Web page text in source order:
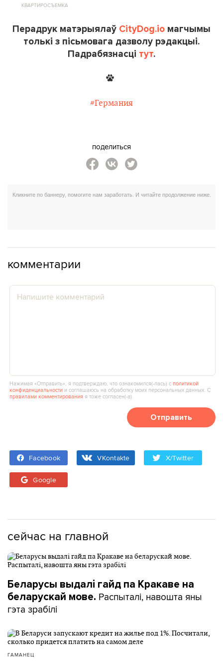
КВАРТИРОСЪЕМКА
Перадрук матэрыялаў CityDog.io магчымы
толькі з пісьмовага дазволу рэдакцыі.
Падрабязнасці тут.
#Германия
поделиться
комментарии
Нажимая «Отправить», я подтверждаю, что ознакомился(‑лась) сполитикой
конфиденциальности и соглашаюсь на обработку моих персональных данных. С
правилами комментирования я тоже согласен(‑а).
Отправить
Facebook VKontakte X/Twitter
Google
сейчас на главной
Беларусы выдалі гайд па Кракаве на
беларускай мове. Распыталі, навошта яны
гэта зрабілі
ГАМАНЕЦ